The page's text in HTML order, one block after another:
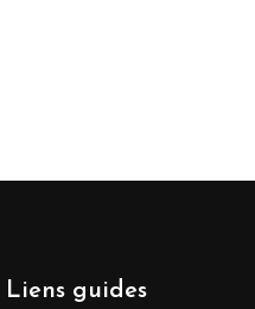
Liens guides